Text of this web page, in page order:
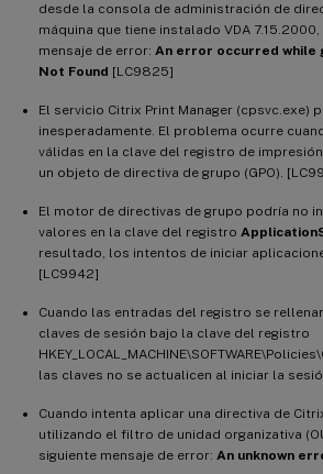
desde la consola de administración de
máquina que tiene instalado VDA
mensaje de error: An error occurred
Not Found [LC9825]
El servicio Citrix Print Manager (cpsvc.exe)
inesperadamente. El problema ocurre
válidas en la clave del registro de
un objeto de directiva de grupo (GPO).
El motor de directivas de grupo podría no
valores en la clave del registro
resultado, los intentos de iniciar
[LC9942]
Cuando las entradas del registro se
claves de sesión bajo la clave del registro
las claves no se actualicen al iniciar la
Cuando intenta aplicar una directiva de
utilizando el filtro de unidad organizativa
siguiente mensaje de error: An unknown